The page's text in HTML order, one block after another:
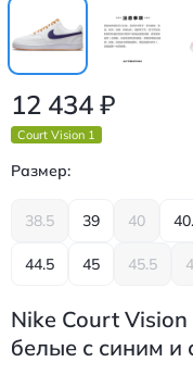
12 434 ₽
Court Vision 1
Размер:
38.5 39 40
44.5 45 45.5
Nike Court
белые с синим